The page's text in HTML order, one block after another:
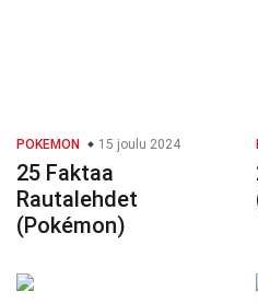
POKEMON 15 joulu 2024
25 Faktaa
Rautalehdet
(Pokémon)